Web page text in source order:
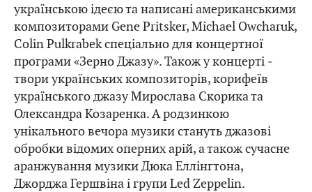
українською ідеєю та написані американськими
композиторами Gene Pritsker, Michael Owcharuk,
Colin Pulkrabek спеціально для концертної
програми «Зерно Джазу». Також у концерті ‒
твори українських композиторів, корифеїв
українського джазу Мирослава Скорика та
Олександра Козаренка. А родзинкою
унікального вечора музики стануть джазові
обробки відомих оперних арій, а також сучасне
аранжування музики Дюка Еллінгтона,
Джорджа Гершвіна і групи Led Zeppelin.